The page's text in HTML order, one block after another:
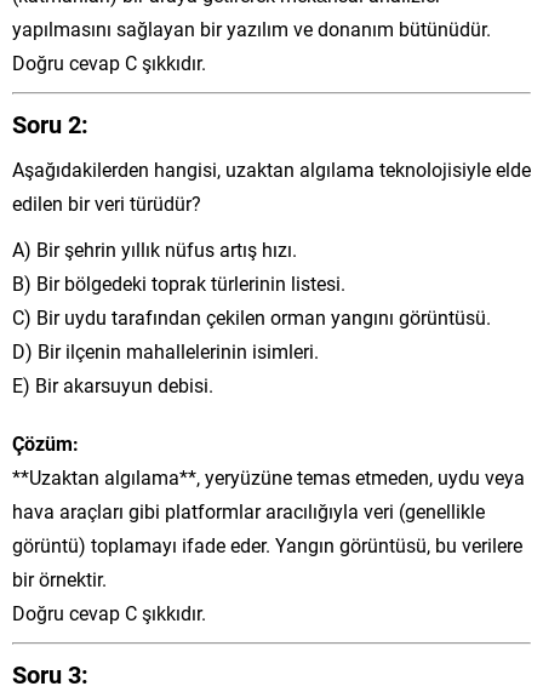
yapılmasını sağlayan bir yazılım ve donanım bütünüdür.
Doğru cevap C şıkkıdır.
Soru 2:
Aşağıdakilerden hangisi, uzaktan algılama teknolojisiyle elde
edilen bir veri türüdür?
A) Bir şehrin yıllık nüfus artış hızı.
B) Bir bölgedeki toprak türlerinin listesi.
C) Bir uydu tarafından çekilen orman yangını görüntüsü.
D) Bir ilçenin mahallelerinin isimleri.
E) Bir akarsuyun debisi.
Çözüm:
**Uzaktan algılama**, yeryüzüne temas etmeden, uydu veya
hava araçları gibi platformlar aracılığıyla veri (genellikle
görüntü) toplamayı ifade eder. Yangın görüntüsü, bu verilere
bir örnektir.
Doğru cevap C şıkkıdır.
Soru 3: